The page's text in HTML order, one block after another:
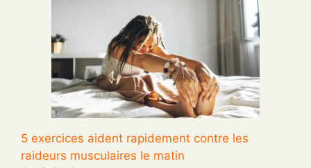
5 exercices aident rapidement contre les
raideurs musculaires le matin